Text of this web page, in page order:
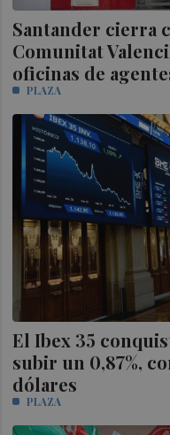
Santander cierra
Comunitat
oficinas de
PLAZA
El Ibex 35
subir un 0,87%,
dólares
PLAZA